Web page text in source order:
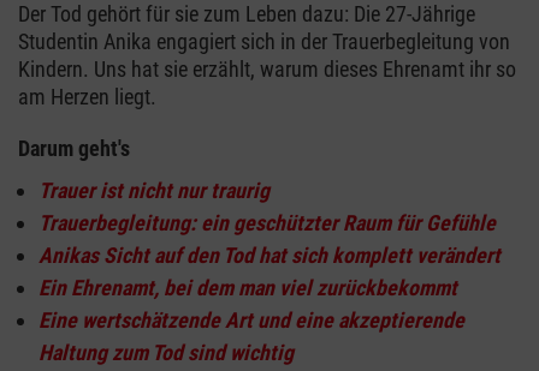
Der Tod gehört für sie zum Leben dazu: Die 27-Jährige
Studentin Anika engagiert sich in der Trauerbegleitung von
Kindern. Uns hat sie erzählt, warum dieses Ehrenamt ihr so
am Herzen liegt.
Darum geht's
Trauer ist nicht nur traurig
Trauerbegleitung: ein geschützter Raum für Gefühle
Anikas Sicht auf den Tod hat sich komplett verändert
Ein Ehrenamt, bei dem man viel zurückbekommt
Eine wertschätzende Art und eine akzeptierende
Haltung zum Tod sind wichtig